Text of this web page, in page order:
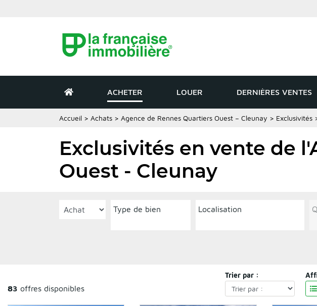
ACHETER LOUER DERNIÈRES VENTES
Accueil > Achats > Agence de Rennes Quartiers Ouest – Cleunay > Exclusivités
Exclusivités en vente de
Ouest - Cleunay
Type de bien Localisation
83 offres disponibles
Trier par :